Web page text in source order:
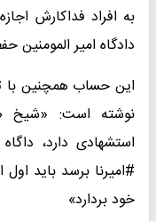
به افراد فداکارش
دادگاه امیر المومنین
این حساب همچنین با
نوشته است: «شیخ
استشهادی دارد،
#امیرنا برسد باید
خود بردارد»